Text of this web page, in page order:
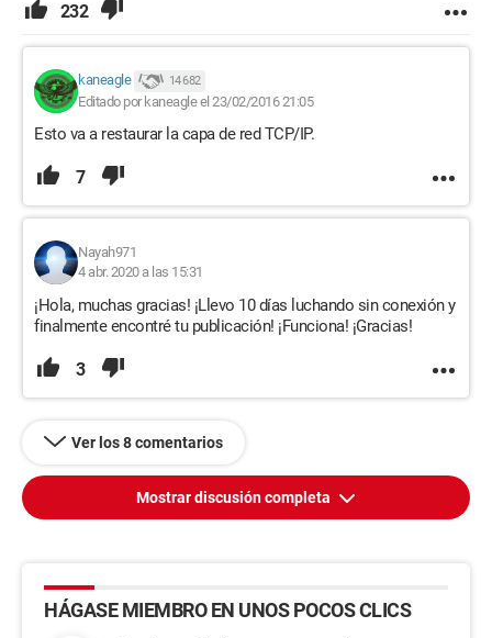
232
kaneagle 14 682
Editado por kaneagle el 23/02/2016 21:05
Esto va a restaurar la capa de red TCP/IP.
7
Nayah971
4 abr. 2020 a las 15:31
¡Hola, muchas gracias! ¡Llevo 10 días luchando sin conexión y
finalmente encontré tu publicación! ¡Funciona! ¡Gracias!
3
Ver los 8 comentarios
Mostrar discusión completa
HÁGASE MIEMBRO EN UNOS POCOS CLICS